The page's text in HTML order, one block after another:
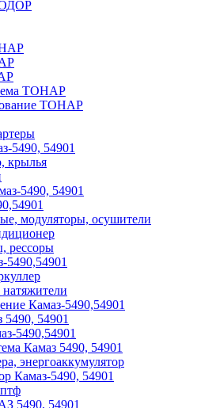
ТОНАР
ТОНАР
5490, 54901
крылья
5490, 54901
модуляторы, осушители
рессоры
5490,54901
Камаз-5490,54901
54901
5490,54901
Камаз 5490, 54901
энергоаккумулятор
Камаз-5490, 54901
5490, 54901